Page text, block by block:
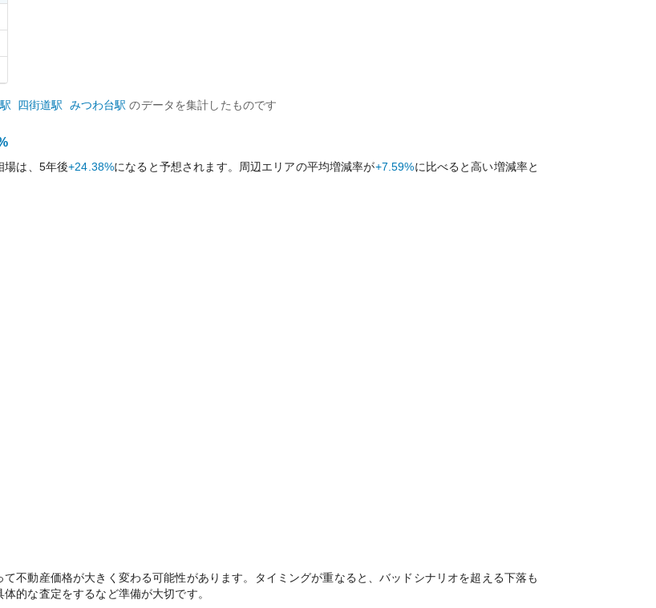
駅 四街道駅 みつわ台駅 のデータを集計したものです
場は、5年後+24.38%になると予想されます。周辺エリアの平均増減率が+7.59%に比べると高い増減率と
不動産価格が大きく変わる可能性があります。タイミングが重なると、バッドシナリオを超える下落も
的な査定をするなど準備が大切です。